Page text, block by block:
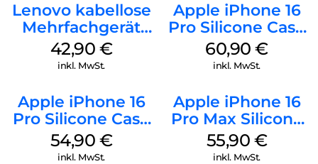
Lenovo kabellose
Mehrfachgerät
Luna Grey
42,90 €
inkl. MwSt.
Apple iPhone 16
Pro Silicone Case
MagSafe Stone
Gray
60,90€
inkl. MwSt.
Apple iPhone 16
Pro Silicone Case
MagSafe Black
54,90 €
inkl. MwSt.
Apple iPhone 16
Pro Max Silicone
Case MagSafe
Stone Gray
55,90 €
inkl. MwSt.